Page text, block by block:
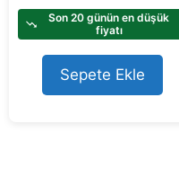
t
f
5
Son 20 günün en düşük
fiyatı
Sepete Ekle